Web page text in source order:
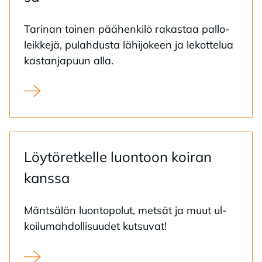
Ta­ri­nan toi­nen pää­hen­ki­lö ra­kas­taa pal­lo­
leik­ke­jä, pu­lah­dus­ta lä­hi­jo­keen ja le­kot­te­lua
kas­tan­ja­puun alla.
Hyppy tuntemattomaan helpotti koiraelämää
Löy­tö­ret­kel­le luon­toon koi­ran
kans­sa
Mänt­sä­län luon­to­po­lut, met­sät ja muut ul­
koi­lu­mah­dol­li­suu­det kut­su­vat!
Löytöretkeile luonossa